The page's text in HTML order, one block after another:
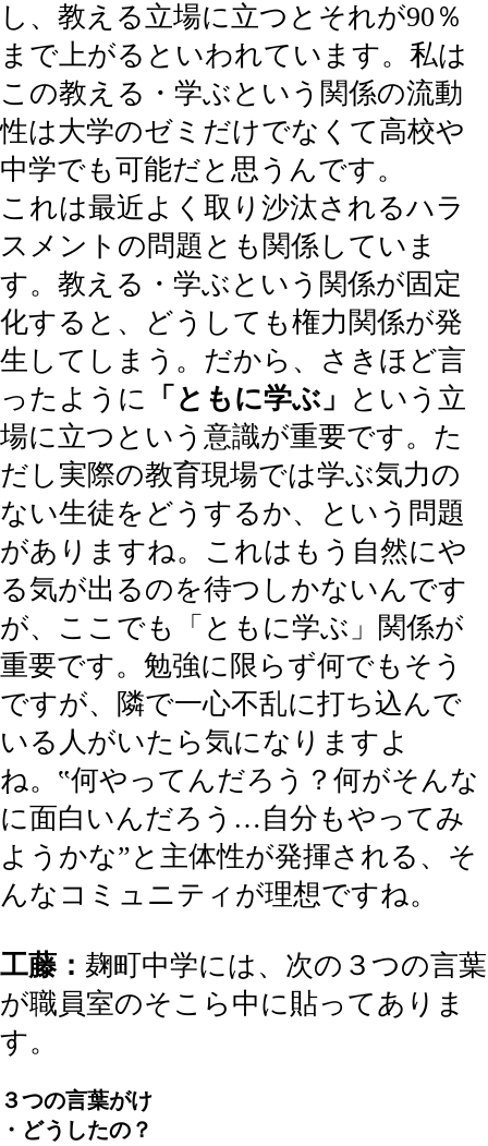
し、教える立場に立つとそれが90％
まで上がるといわれています。私は
この教える・学ぶという関係の流動
性は大学のゼミだけでなくて高校や
中学でも可能だと思うんです。
これは最近よく取り沙汰されるハラ
スメントの問題とも関係していま
す。教える・学ぶという関係が固定
化すると、どうしても権力関係が発
生してしまう。だから、さきほど言
ったように
「ともに学ぶ」
という立
場に立つという意識が重要です。た
だし実際の教育現場では学ぶ気力の
ない生徒をどうするか、という問題
がありますね。これはもう自然にや
る気が出るのを待つしかないんです
が、ここでも「ともに学ぶ」関係が
重要です。勉強に限らず何でもそう
ですが、隣で一心不乱に打ち込んで
いる人がいたら気になりますよ
ね。‟何やってんだろう？何がそんな
に面白いんだろう…自分もやってみ
ようかな”と主体性が発揮される、そ
んなコミュニティが理想ですね。
工藤： 麹町中学には、次の３つの言葉
が職員室のそこら中に貼ってありま
す。
３つの言葉がけ
・どうしたの？